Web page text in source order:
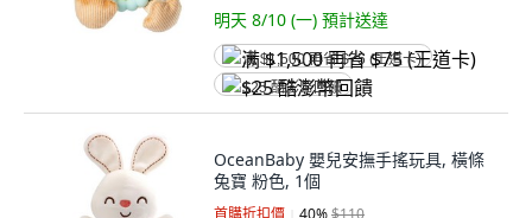
明天 8/10 (一) 預計送達
满 $1,500 再省 $75 (王道卡)
$25 酷澎幣回饋
OceanBaby 嬰兒安撫手搖玩具, 橫條
兔寶 粉色, 1個
首購折扣價 40%$110